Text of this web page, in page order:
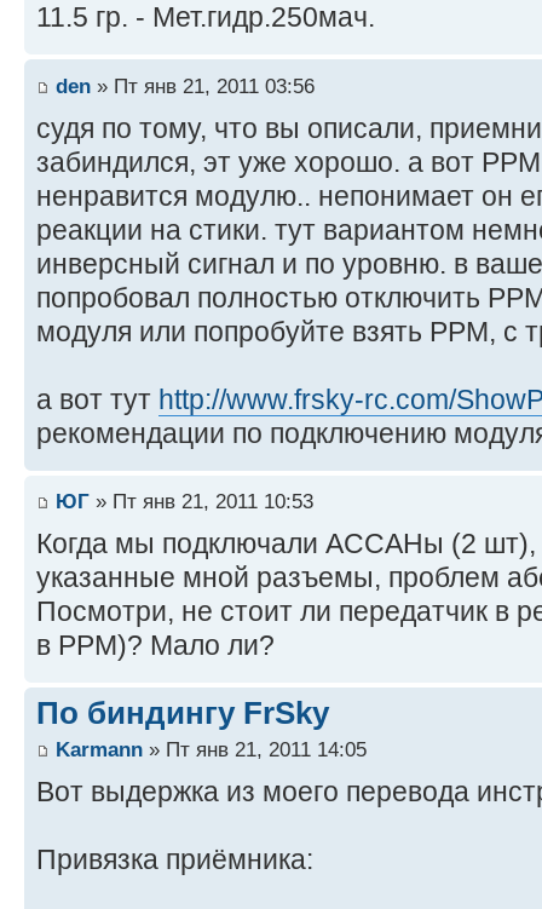
11.5 гр. - Мет.гидр.250мач.
den » Пт янв 21, 2011 03:56
судя по тому, что вы описали,
забиндился, эт уже хорошо. а вот
ненравится модулю.. непонимает он
реакции на стики. тут вариантом
инверсный сигнал и по уровню. в
попробовал полностью отключить
модуля или попробуйте взять PPM, с
а вот тут http://www.frsky-rc.com/
рекомендации по подключению
ЮГ » Пт янв 21, 2011 10:53
Когда мы подключали АССАНы (2 шт),
указанные мной разъемы, проблем
Посмотри, не стоит ли передатчик
в РРМ)? Мало ли?
По биндингу FrSky
Karmann » Пт янв 21, 2011 14:05
Вот выдержка из моего перевода
Привязка приёмника: